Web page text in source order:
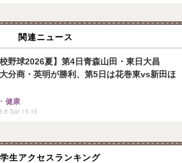
関連ニュース
校野球2026夏】第4日青森山田・東日大昌
分商・英明が勝利、第5日は花巻東vs新田ほ
健康
Sat 15:15
生アクセスランキング